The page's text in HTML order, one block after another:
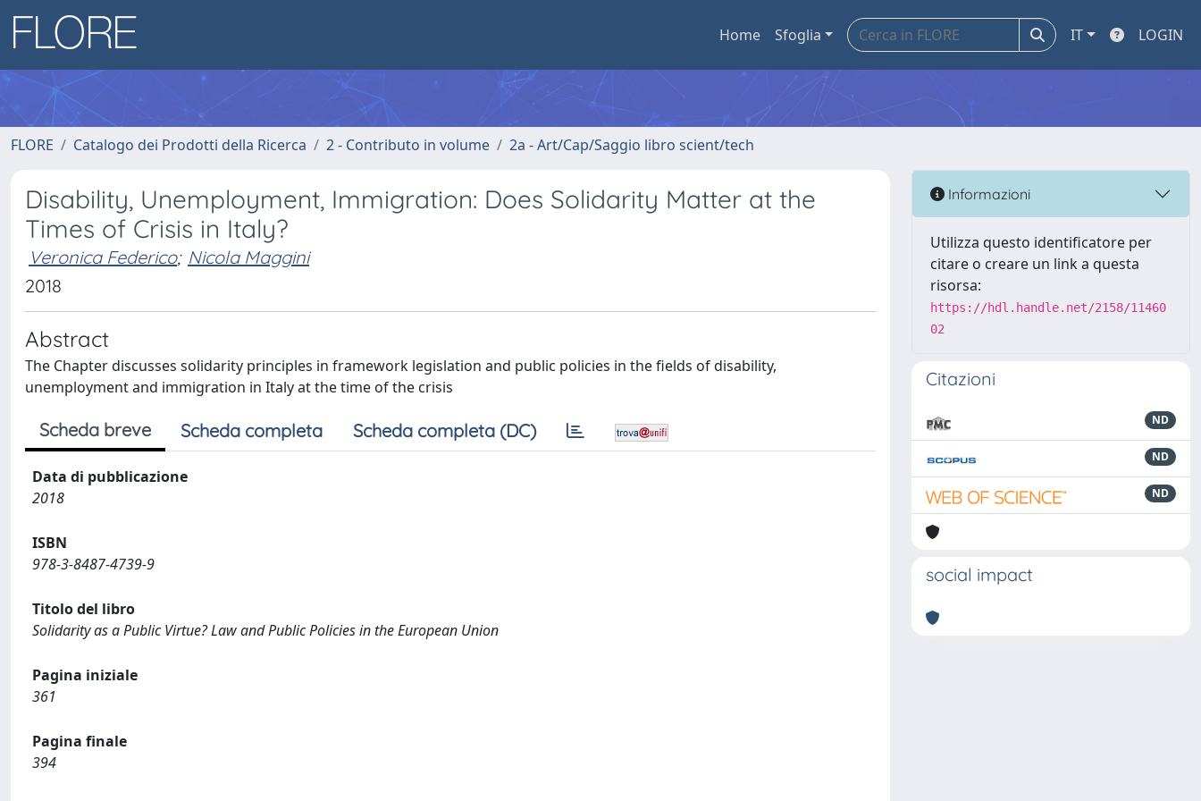
Home Sfoglia IT LOGIN
FLORE Catalogo dei Prodotti della Ricerca 2 - Contributo in volume 2a - Art/Cap/Saggio libro scient/tech
Disability, Unemployment, Immigration: Does Solidarity Matter at the
Times of Crisis in Italy?
Veronica Federico; Nicola Maggini
2018
Abstract
The Chapter discusses solidarity principles in framework legislation and public policies in the fields of disability,
unemployment and immigration in Italy at the time of the crisis
Scheda breve Scheda completa Scheda completa (DC)
Data di pubblicazione
2018
ISBN
978-3-8487-4739-9
Titolo del libro
Solidarity as a Public Virtue? Law and Public Policies in the European Union
Pagina iniziale
361
Pagina finale
394
Informazioni
Utilizza questo identificatore per
citare o creare un link a questa
risorsa:
https://hdl.handle.net/2158/11460
02
Citazioni
ND
ND
ND
social impact